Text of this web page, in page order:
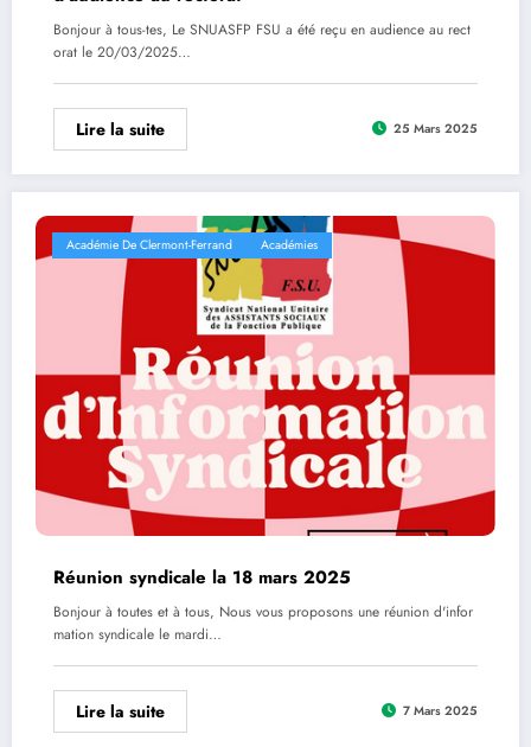
Bonjour à tous-tes, Le SNUASFP FSU a été reçu en audience au rect
orat le 20/03/2025…
Lire la suite 25 Mars 2025
Académie De Clermont-Ferrand Académies
Réunion syndicale la 18 mars 2025
Bonjour à toutes et à tous, Nous vous proposons une réunion d'infor
mation syndicale le mardi…
Lire la suite 7 Mars 2025